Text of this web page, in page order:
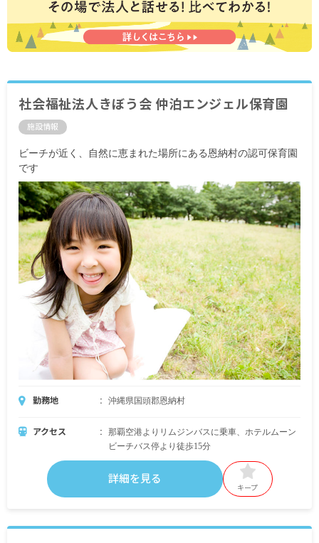
社会福祉法人きぼう会 仲泊エンジェル保育園
施設情報
ビーチが近く、自然に恵まれた場所にある恩納村の認可保育園
です
勤務地 沖縄県国頭郡恩納村
アクセス
那覇空港よりリムジンバスに乗車、ホテルムーン
ビーチバス停より徒歩15分
詳細を見る
キープ